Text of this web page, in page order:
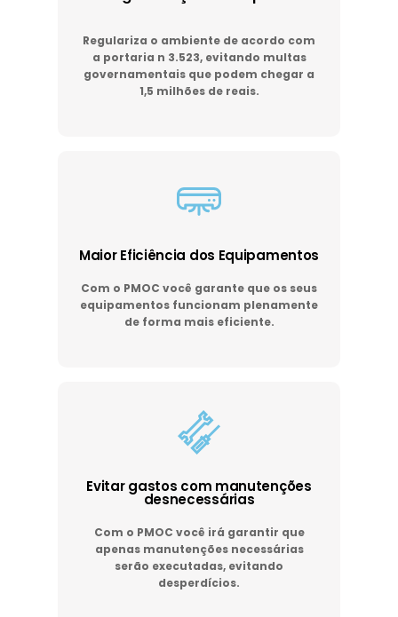
Regulariza o ambiente de acordo com
a portaria n 3.523, evitando multas
governamentais que podem chegar a
1,5 milhões de reais.
Maior Eficiência dos Equipamentos
Com o PMOC você garante que os seus
equipamentos funcionam plenamente
de forma mais eficiente.
Evitar gastos com manutenções
desnecessárias
Com o PMOC você irá garantir que
apenas manutenções necessárias
serão executadas, evitando
desperdícios.